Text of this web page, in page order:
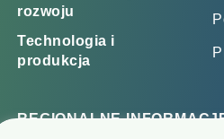
rozwoju
Technologia i
produkcja
REGIONALNE